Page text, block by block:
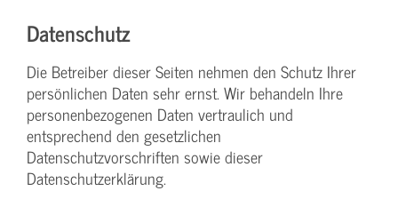
Datenschutz
Die Betreiber dieser Seiten nehmen den Schutz Ihrer
persönlichen Daten sehr ernst. Wir behandeln Ihre
personenbezogenen Daten vertraulich und
entsprechend den gesetzlichen
Datenschutzvorschriften sowie dieser
Datenschutzerklärung.